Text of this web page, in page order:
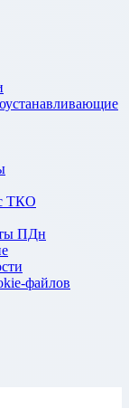
ТКО
ПДн
файлов